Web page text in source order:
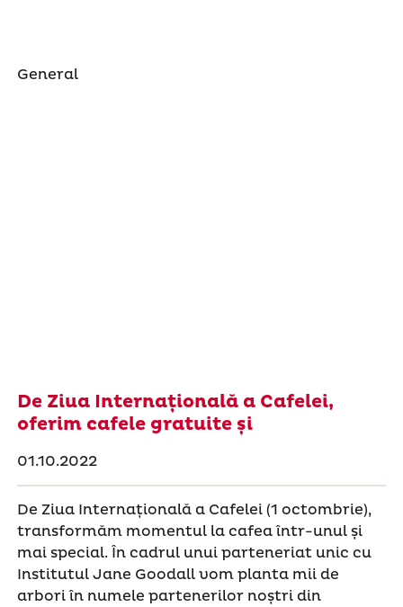
General
De Ziua Internațională a Cafelei,
oferim cafele gratuite și
01.10.2022
De Ziua Internațională a Cafelei (1 octombrie),
transformăm momentul la cafea într-unul și
mai special. În cadrul unui parteneriat unic cu
Institutul Jane Goodall vom planta mii de
arbori în numele partenerilor noștri din